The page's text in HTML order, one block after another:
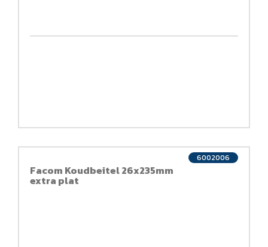
Facom Koudbeitel 26x235mm
extra plat
6002006